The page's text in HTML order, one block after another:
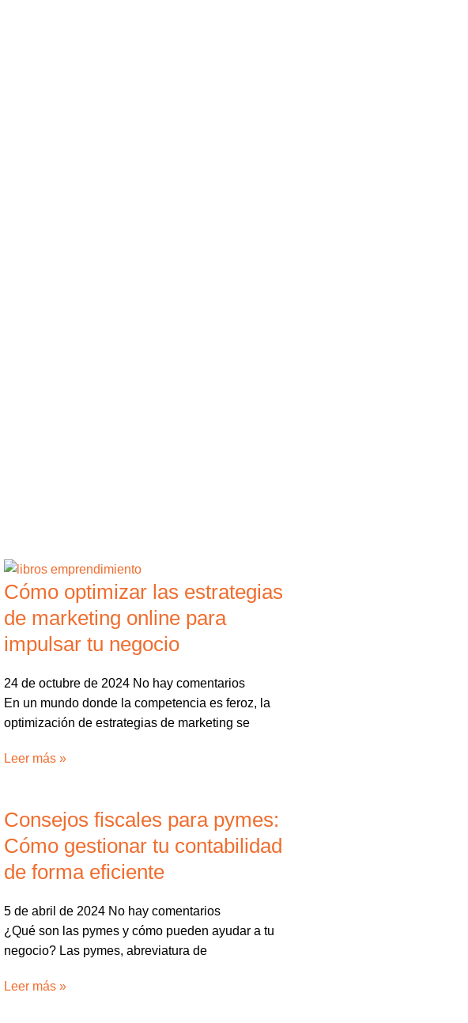
Cómo optimizar las estrategias
de marketing online para
impulsar tu negocio
24 de octubre de 2024 No hay comentarios
En un mundo donde la competencia es feroz, la
optimización de estrategias de marketing se
Leer más »
Consejos fiscales para pymes:
Cómo gestionar tu contabilidad
de forma eficiente
5 de abril de 2024 No hay comentarios
¿Qué son las pymes y cómo pueden ayudar a tu
negocio? Las pymes, abreviatura de
Leer más »